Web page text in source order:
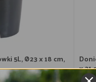
5L, Ø23 x 18 cm,
x 21